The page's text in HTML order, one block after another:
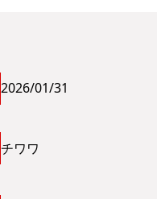
2026/01/31
チワワ